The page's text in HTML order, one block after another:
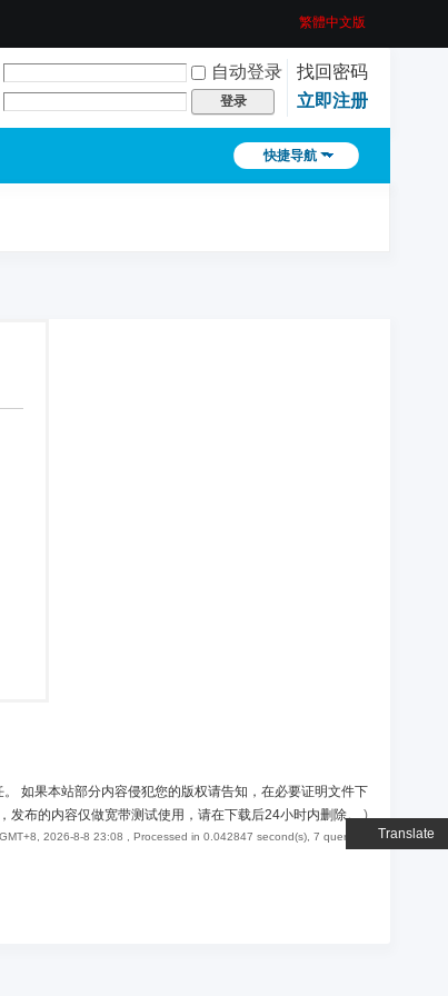
Translate
繁體中文版
自动登录
找回密码
登录 立即注册
快捷导航
如果本站部分内容侵犯您的版权请告知，在必要证明文件下
发布的内容仅做宽带测试使用，请在下载后24小时内删除。)
GMT+8, 2026-8-8 23:08 , Processed in 0.042847 second(s), 7 queries .